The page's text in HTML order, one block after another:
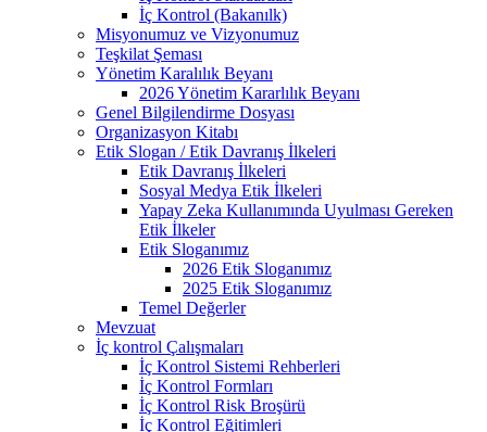
İç Kontrol (Bakanılk)
Misyonumuz ve Vizyonumuz
Teşkilat Şeması
Yönetim Karalılık Beyanı
2026 Yönetim Kararlılık Beyanı
Genel Bilgilendirme Dosyası
Organizasyon Kitabı
Etik Slogan / Etik Davranış İlkeleri
Etik Davranış İlkeleri
Sosyal Medya Etik İlkeleri
Yapay Zeka Kullanımında Uyulması Gereken
Etik İlkeler
Etik Sloganımız
2026 Etik Sloganımız
2025 Etik Sloganımız
Temel Değerler
Mevzuat
İç kontrol Çalışmaları
İç Kontrol Sistemi Rehberleri
İç Kontrol Formları
İç Kontrol Risk Broşürü
İç Kontrol Eğitimleri